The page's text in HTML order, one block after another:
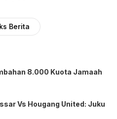
Berita
8.000 Kuota Jamaah
Vs Hougang United: Juku